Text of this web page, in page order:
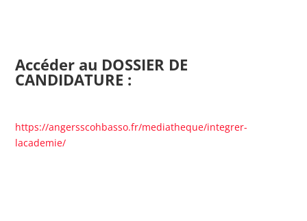
Accéder au DOSSIER DE
CANDIDATURE :
https://angersscohbasso.fr/mediatheque/integrer-
lacademie/